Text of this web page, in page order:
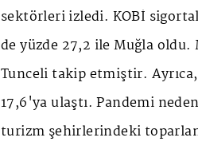
sektörleri izledi. KOBİ sigortalı
de yüzde 27,2 ile Muğla
Tunceli takip etmiştir.
17,6'ya ulaştı. Pandemi
turizm şehirlerindeki